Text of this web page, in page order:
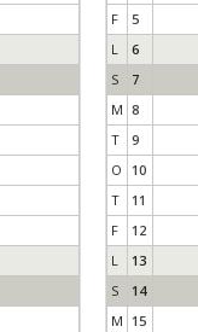
F
5
L
6
S
7
M 8
T
9
O
10
T
11
F
12
L
13
S
14
M 15